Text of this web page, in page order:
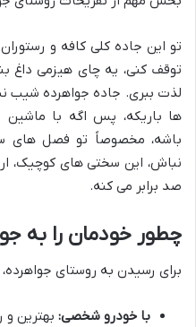
تو این جاده کلی کافه و
توقف کنی، یه چای هیزمی داغ
لذت ببری. جاده جواهرده شیب
ها باریکه، پس اگه با
باشه، مخصوصاً تو فصل های
نباش، این سختی های کوچیک،
صد برابر می کنه.
چطور خودمان را به
برای رسیدن به روستای جواهرده،
با خودرو شخصی: بهترین و